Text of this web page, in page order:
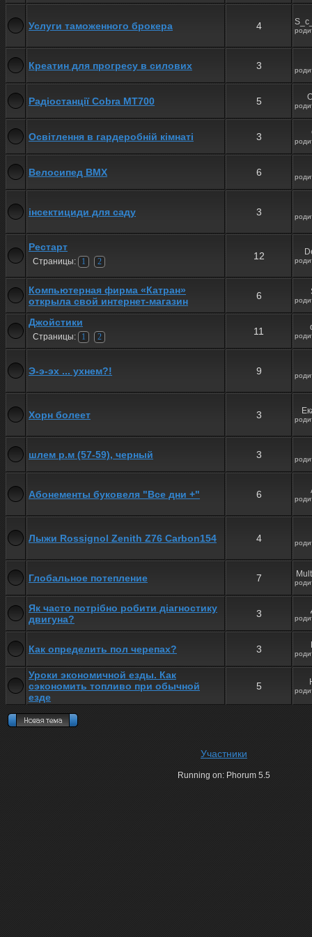
Услуги таможенного брокера 4
Креатин для прогресу в силових 3
Радіостанції Cobra MT700 5
Освітлення в гардеробній кімнаті 3
Велосипед BMX 6
інсектициди для саду 3
Рестарт
Страницы: 1 2
12
Компьютерная фирма «Катран»
открыла свой интернет-магазин
6
Джойстики
Страницы: 1 2
11
Э-э-эх ... ухнем?! 9
Хорн болеет 3
шлем р.м (57-59), черный 3
Абонементы буковеля "Все дни +" 6
Лыжи Rossignol Zenith Z76 Carbon154 4
Глобальное потепление 7
Як часто потрібно робити діагностику
двигуна?
3
Как определить пол черепах? 3
Уроки экономичной езды. Как
сэкономить топливо при обычной
езде
5
Участники
Running on: Phorum 5.5